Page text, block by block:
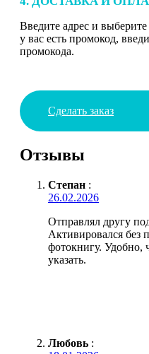
Введите адрес и выберите
у вас есть промокод,
промокода.
Сделать заказ
Отзывы
Степан :
26.02.2026
Отправлял другу
Активировался без
фотокнигу.
указать.
Любовь :